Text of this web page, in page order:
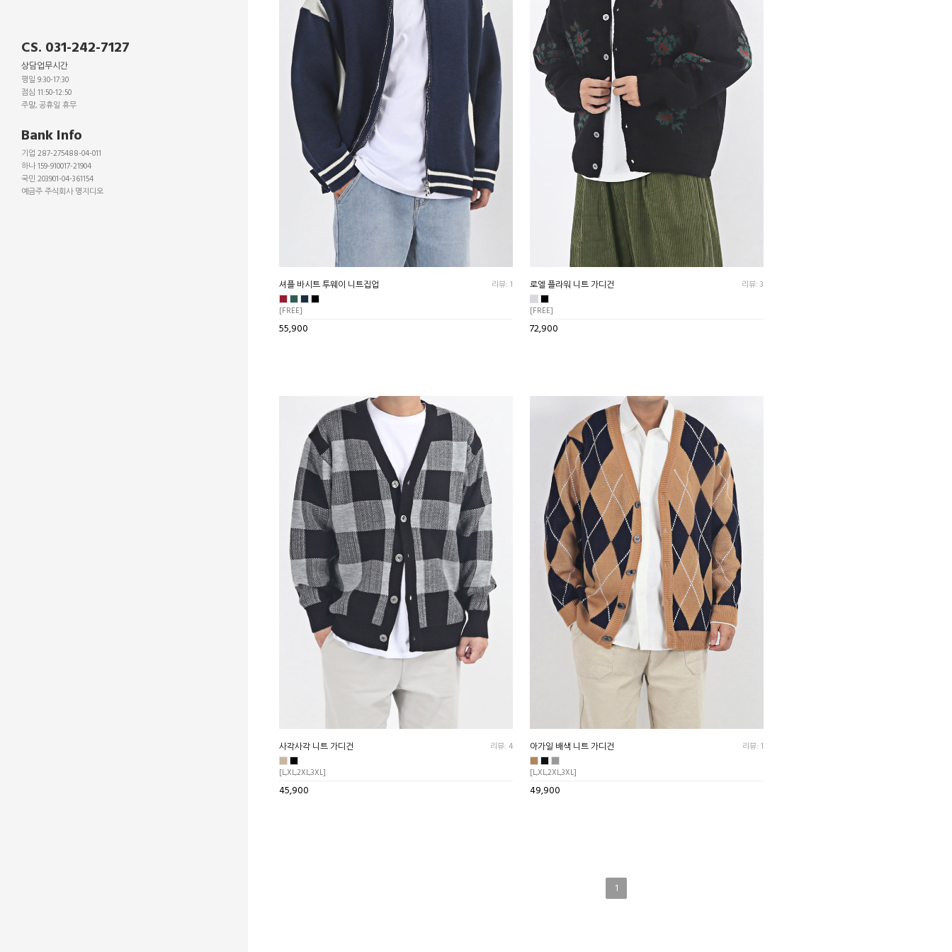
CS. 031-242-7127
상담업무시간
평일 9:30-17:30
점심 11:50-12:50
주말, 공휴일 휴무
Bank Info
기업 287-275488-04-011
하나 159-910017-21904
국민 203901-04-361154
예금주 주식회사 명지디오
셔플 바시트 투웨이 니트집업 리뷰: 1
[FREE]
55,900
로엘 플라워 니트 가디건 리뷰: 3
[FREE]
72,900
사각사각 니트 가디건 리뷰: 4
[L,XL,2XL,3XL]
45,900
아가일 배색 니트 가디건 리뷰: 1
[L,XL,2XL,3XL]
49,900
1